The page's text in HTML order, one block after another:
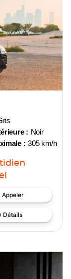
: Noir
: 305 km/h
Appeler
Détails